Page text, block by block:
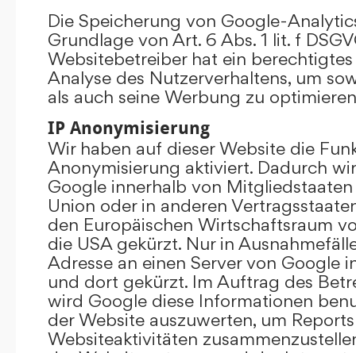
Die Speicherung von Google-
Grundlage von Art. 6 Abs. 1 lit. f
Websitebetreiber hat ein berechtigtes
Analyse des Nutzerverhaltens, um
als auch seine Werbung zu
IP Anonymisierung
Wir haben auf dieser Website die
Anonymisierung aktiviert. Dadurch
Google innerhalb von
Union oder in anderen
den Europäischen Wirtschaftsraum
die USA gekürzt. Nur in
Adresse an einen Server von Google
und dort gekürzt. Im Auftrag des
wird Google diese Informationen
der Website auszuwerten, um
Websiteaktivitäten